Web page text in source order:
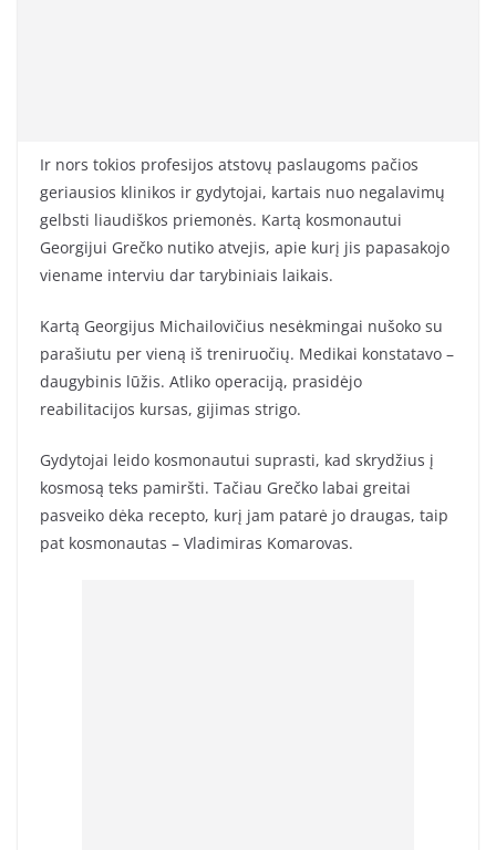
Ir nors tokios profesijos atstovų paslaugoms pačios
geriausios klinikos ir gydytojai, kartais nuo negalavimų
gelbsti liaudiškos priemonės. Kartą kosmonautui
Georgijui Grečko nutiko atvejis, apie kurį jis papasakojo
viename interviu dar tarybiniais laikais.
Kartą Georgijus Michailovičius nesėkmingai nušoko su
parašiutu per vieną iš treniruočių. Medikai konstatavo –
daugybinis lūžis. Atliko operaciją, prasidėjo
reabilitacijos kursas, gijimas strigo.
Gydytojai leido kosmonautui suprasti, kad skrydžius į
kosmosą teks pamiršti. Tačiau Grečko labai greitai
pasveiko dėka recepto, kurį jam patarė jo draugas, taip
pat kosmonautas – Vladimiras Komarovas.